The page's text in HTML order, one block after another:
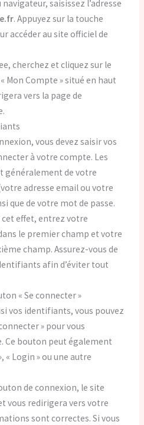
navigateur, saisissez l’adresse
. Appuyez sur la touche
accéder au site officiel de
cherchez et cliquez sur le
Mon Compte » situé en haut
vers la page de
vous devez saisir vos
à votre compte. Les
généralement de votre
adresse email ou votre
que de votre mot de passe.
cet effet, entrez votre
le premier champ et votre
champ. Assurez-vous de
afin d’éviter tout
« Se connecter »
vos identifiants, vous pouvez
» pour vous
Ce bouton peut également
« Login » ou une autre
de connexion, le site
vous redirigera vers votre
sont correctes. Si vous